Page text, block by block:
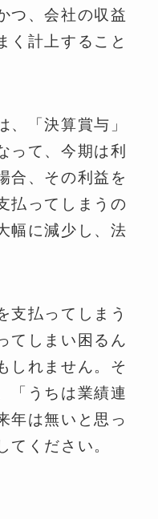
つ、会社の収益
く計上すること
、「決算賞与」
って、今期は利
合、その利益を
払ってしまうの
幅に減少し、法
支払ってしまう
てしまい困るん
しれません。そ
「うちは業績連
年は無いと思っ
てください。